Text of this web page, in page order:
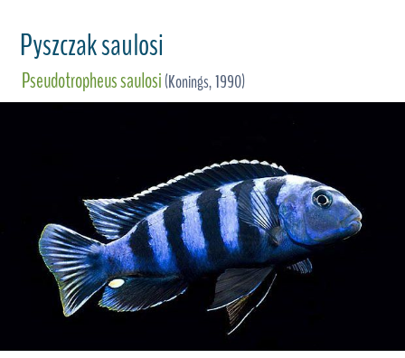
Pyszczak saulosi
Pseudotropheus saulosi(Konings, 1990)